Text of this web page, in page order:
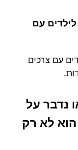
עם
עם צרכים
נדבר על
לא רק